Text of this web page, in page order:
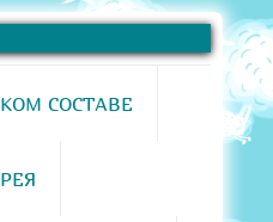
СОСТАВЕ